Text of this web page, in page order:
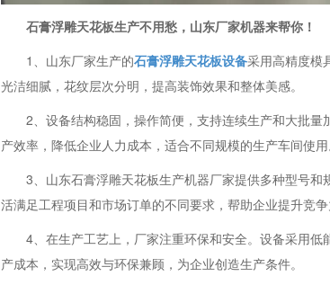
石膏浮雕天花板生产不用愁，山东厂家机器来帮你！
1、山东厂家生产的石膏浮雕天花板设备采用高精度模
光洁细腻，花纹层次分明，提高装饰效果和整体美感。
2、设备结构稳固，操作简便，支持连续生产和大批
产效率，降低企业人力成本，适合不同规模的生产车间使用
3、山东石膏浮雕天花板生产机器厂家提供多种型号
活满足工程项目和市场订单的不同要求，帮助企业提升竞争
4、在生产工艺上，厂家注重环保和安全。设备采用
产成本，实现高效与环保兼顾，为企业创造生产条件。